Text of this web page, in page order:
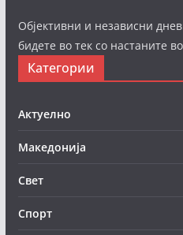
Објективни и независни
бидете во тек со настаните
Категории
Актуелно
Македонија
Свет
Спорт